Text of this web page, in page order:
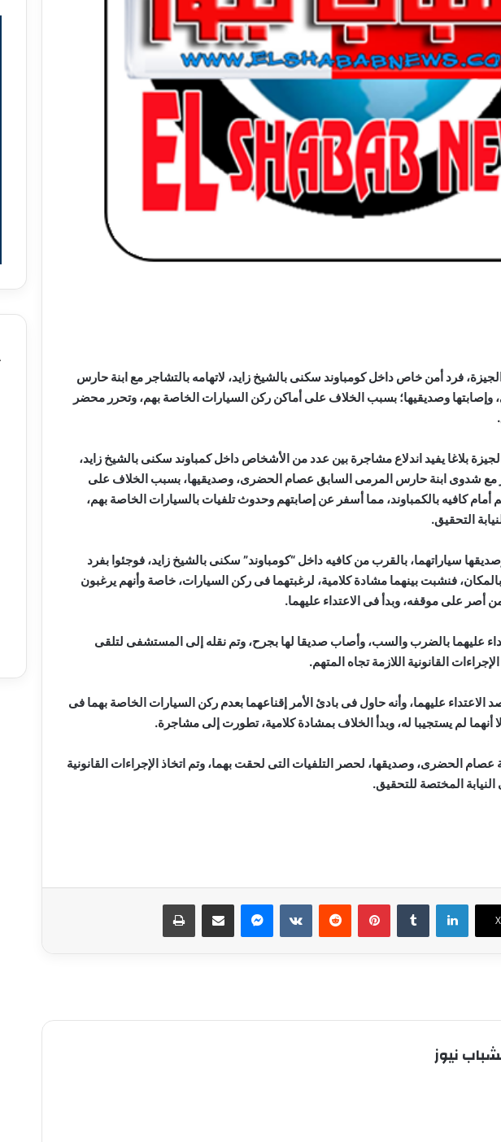
فرد أمن خاص داخل كومباوند سكنى بالشيخ زايد، لاتهامه بالتشاجر مع ابنة حارس
وصديقيها؛ بسبب الخلاف على أماكن ركن السيارات الخاصة بهم، وتحرر محضر
بلاغا يفيد اندلاع مشاجرة بين عدد من الأشخاص داخل كمباوند سكنى بالشيخ زايد،
مع شدوى ابنة حارس المرمى السابق عصام الحضرى، وصديقيها، بسبب الخلاف على
كافيه بالكمباوند، مما أسفر عن إصابتهم وحدوث تلفيات بالسيارات الخاصة بهم،
التحقيق.
سياراتهما، بالقرب من كافيه داخل “كومباوند” سكنى بالشيخ زايد، فوجئوا بفرد
فنشبت بينهما مشادة كلامية، لرغبتهما فى ركن السيارات، خاصة وأنهم يرغبون
أصر على موقفه، وبدأ فى الاعتداء عليهما.
عليهما بالضرب والسب، وأصاب صديقا لها بجرح، وتم نقله إلى المستشفى لتلقى
القانونية اللازمة تجاه المتهم.
الاعتداء عليهما، وأنه حاول فى بادئ الأمر إقناعهما بعدم ركن السيارات الخاصة بهما فى
أنهما لم يستجيبا له، وبدأ الخلاف بمشادة كلامية، تطورت إلى مشاجرة.
الحضرى، وصديقها، لحصر التلفيات التى لحقت بهما، وتم اتخاذ الإجراءات القانونية
النيابة المختصة للتحقيق.
‫X
لينكدإن بينتيريست ماسنجر مشاركة عبر البريد طباعة
نيوز
كشف ملابسات ادعاء شخص باختطافه من
آخرين